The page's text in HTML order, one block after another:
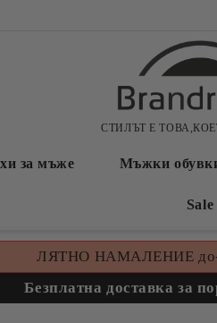
СТИЛЪТ Е
за мъже Мъжки
Sale
ЛЯТНО НАМАЛЕНИЕ
Безплатна доставка за